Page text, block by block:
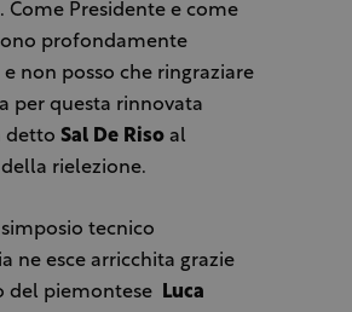
Come Presidente e come
profondamente
non posso che ringraziare
per questa rinnovata
detto Sal De Risoal
rielezione.
tecnico
ne esce arricchita grazie
del piemontese
Luca